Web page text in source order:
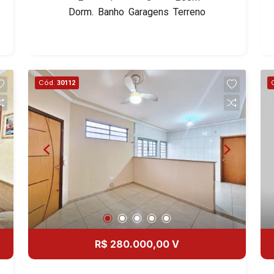
desde 2000. Especialistas em Venda e
Dorm. Banho Garagens Terreno
Cód. 30112
R$ 280.000,00 V